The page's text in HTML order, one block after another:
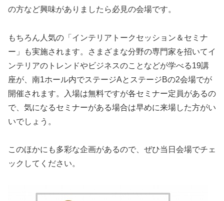
の方など興味がありましたら必見の会場です。
もちろん人気の「インテリアトークセッション＆セミナ
ー」も実施されます。さまざまな分野の専門家を招いてイ
ンテリアのトレンドやビジネスのことなどが学べる19講
座が、南1ホール内でステージAとステージBの2会場でが
開催されます。入場は無料ですが各セミナー定員があるの
で、気になるセミナーがある場合は早めに来場した方がい
いでしょう。
このほかにも多彩な企画があるので、ぜひ当日会場でチェ
ックしてください。